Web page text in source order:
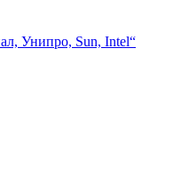
Унипро, Sun, Intel“